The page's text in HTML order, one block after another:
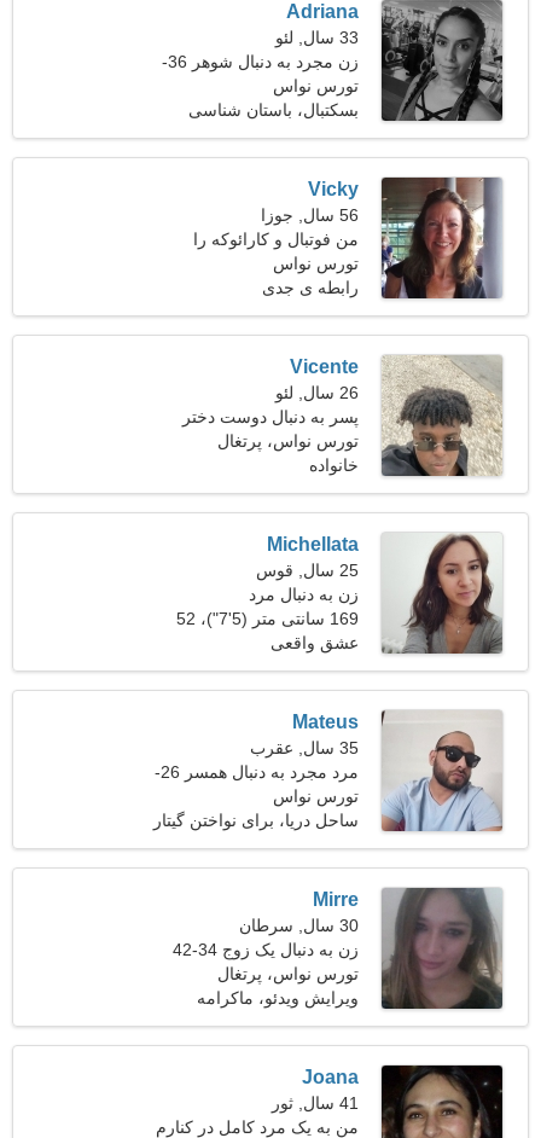
Adriana
33 سال, لئو
زن مجرد به دنبال شوهر 36-
42
تورس نواس
بسکتبال، باستان شناسی
Vicky
56 سال, جوزا
من فوتبال و کارائوکه را
ترجیح می دهم
تورس نواس
رابطه ی جدی
Vicente
26 سال, لئو
پسر به دنبال دوست دختر
است 24-31
تورس نواس، پرتغال
خانواده
Michellata
25 سال, قوس
زن به دنبال مرد
169 سانتی متر (5'7")، 52
کیلوگرم (114 پوند)
عشق واقعی
Mateus
35 سال, عقرب
مرد مجرد به دنبال همسر 26-
31
تورس نواس
ساحل دریا، برای نواختن گیتار
Mirre
30 سال, سرطان
زن به دنبال یک زوج 34-42
تورس نواس، پرتغال
ویرایش ویدئو، ماکرامه
Joana
41 سال, ثور
من به یک مرد کامل در کنارم